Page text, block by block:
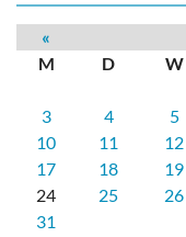
«
M
D W
3
4 5
10
11 12
17
18 19
24
25 26
31